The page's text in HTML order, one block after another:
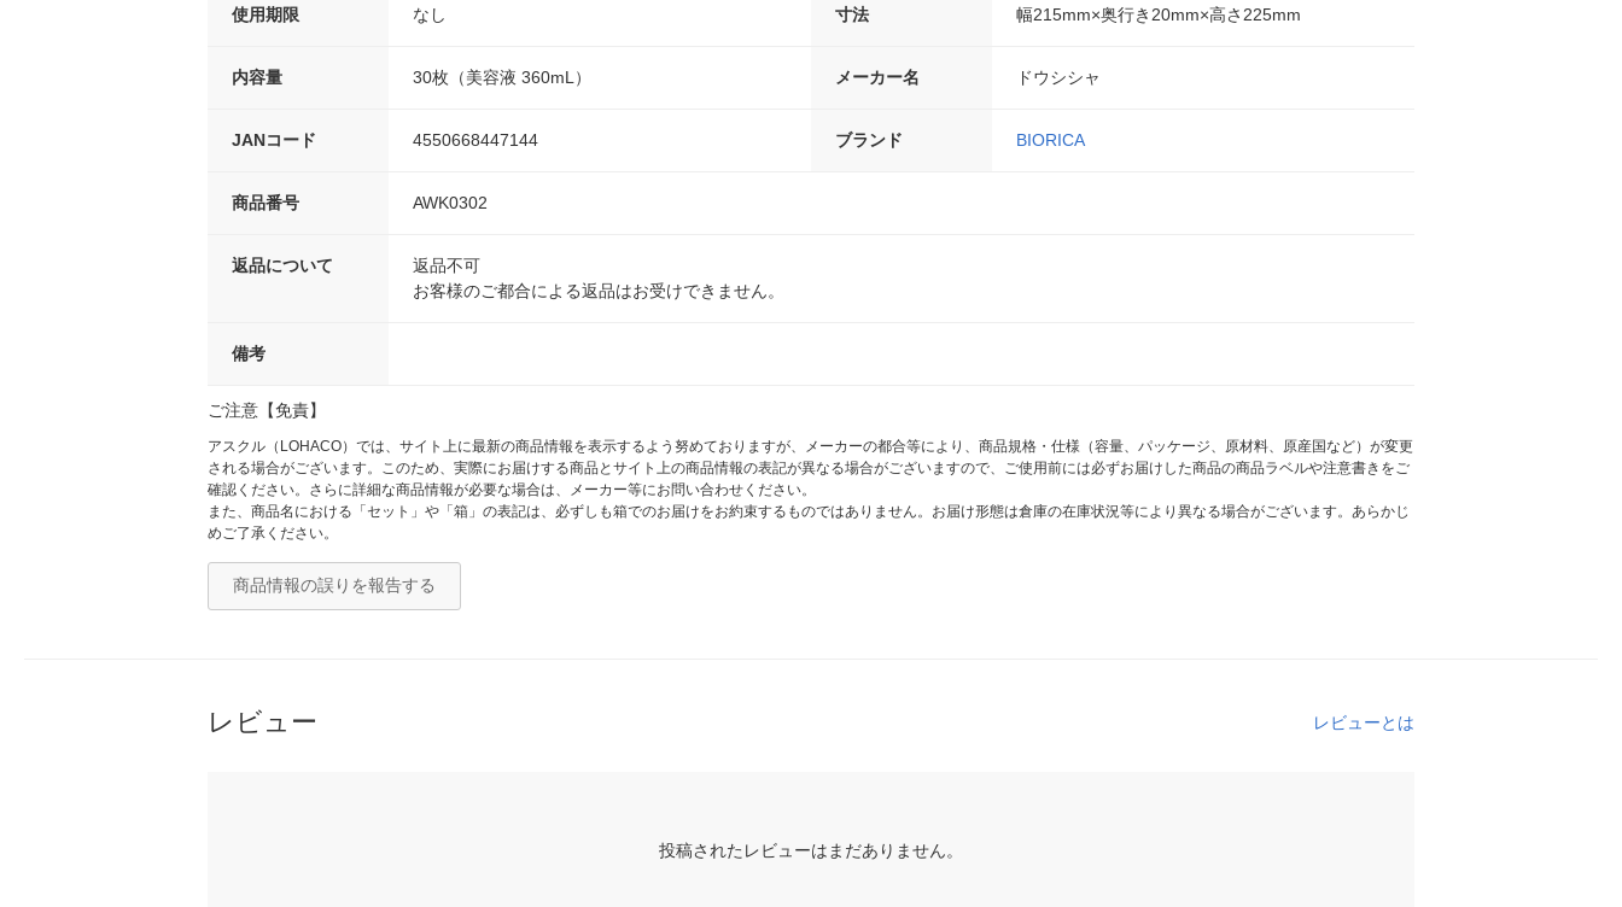
使用期限 なし 寸法 幅215mm×奥行き20mm×高さ225mm
内容量 30枚（美容液 360mL） メーカー名 ドウシシャ
JANコード 4550668447144 ブランド BIORICA
商品番号 AWK0302
返品について
返品不可
お客様のご都合による返品はお受けできません。
備考
ご注意【免責】
アスクル（LOHACO）では、サイト上に最新の商品情報を表示するよう努めておりますが、メーカーの都合等により、商品規格・仕様（容量、パッケージ、原材料、原産国など）が変更
される場合がございます。このため、実際にお届けする商品とサイト上の商品情報の表記が異なる場合がございますので、ご使用前には必ずお届けした商品の商品ラベルや注意書きをご
確認ください。さらに詳細な商品情報が必要な場合は、メーカー等にお問い合わせください。
また、商品名における「セット」や「箱」の表記は、必ずしも箱でのお届けをお約束するものではありません。お届け形態は倉庫の在庫状況等により異なる場合がございます。あらかじ
めご了承ください。
商品情報の誤りを報告する
レビュー レビューとは
投稿されたレビューはまだありません。